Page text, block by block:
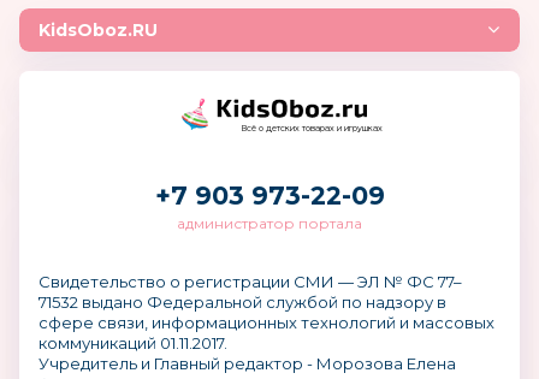
KidsOboz.RU
Всё о детских товарах и игрушках
+7 903 973-22-09
администратор портала
Свидетельство о регистрации СМИ — ЭЛ № ФС 77–
71532 выдано Федеральной службой по надзору в
сфере связи, информационных технологий и массовых
коммуникаций 01.11.2017.
Учредитель и Главный редактор - Морозова Елена